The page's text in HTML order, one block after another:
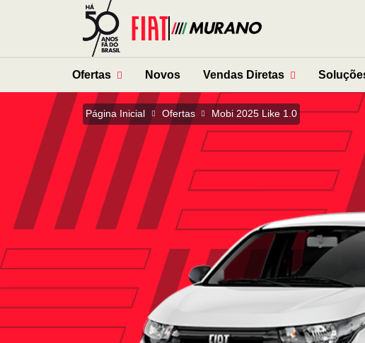
Ofertas Novos Vendas Diretas
Página Inicial Ofertas Mobi 2025 Like 1.0